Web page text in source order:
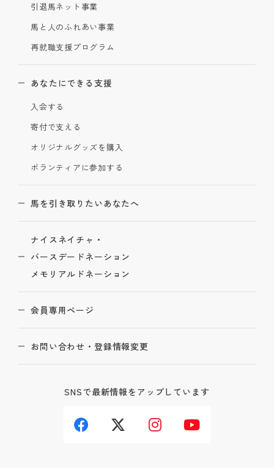
引退馬ネット事業
馬と人のふれあい事業
再就職支援プログラム
あなたにできる支援
入会する
寄付で支える
オリジナルグッズを購入
ボランティアに参加する
馬を引き取りたいあなたへ
ナイスネイチャ・
バースデードネーション
メモリアルドネーション
会員専用ページ
お問い合わせ・登録情報変更
SNSで最新情報をアップしています